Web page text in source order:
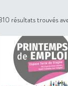
résultats trouvés